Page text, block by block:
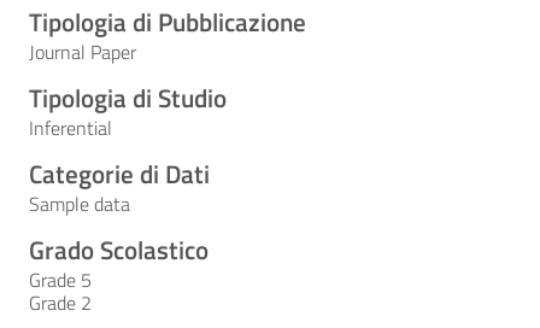
Tipologia di Pubblicazione
Journal Paper
Tipologia di Studio
Inferential
Categorie di Dati
Sample data
Grado Scolastico
Grade 5
Grade 2